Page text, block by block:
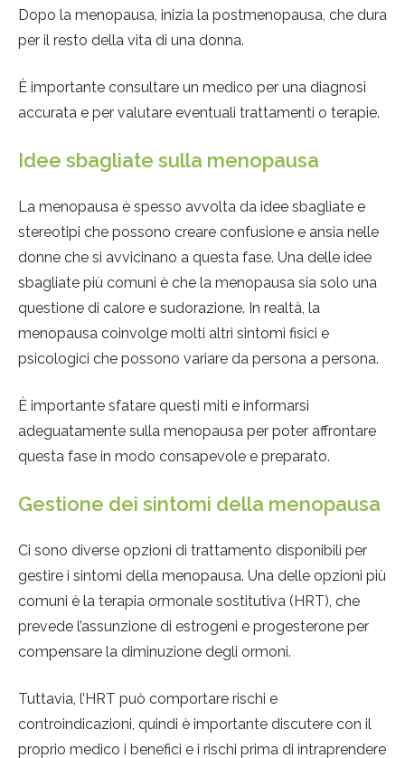
Dopo la menopausa, inizia la postmenopausa, che dura
per il resto della vita di una donna.
È importante consultare un medico per una diagnosi
accurata e per valutare eventuali trattamenti o terapie.
Idee sbagliate sulla menopausa
La menopausa è spesso avvolta da idee sbagliate e
stereotipi che possono creare confusione e ansia nelle
donne che si avvicinano a questa fase. Una delle idee
sbagliate più comuni è che la menopausa sia solo una
questione di calore e sudorazione. In realtà, la
menopausa coinvolge molti altri sintomi fisici e
psicologici che possono variare da persona a persona.
È importante sfatare questi miti e informarsi
adeguatamente sulla menopausa per poter affrontare
questa fase in modo consapevole e preparato.
Gestione dei sintomi della menopausa
Ci sono diverse opzioni di trattamento disponibili per
gestire i sintomi della menopausa. Una delle opzioni più
comuni è la terapia ormonale sostitutiva (HRT), che
prevede l’assunzione di estrogeni e progesterone per
compensare la diminuzione degli ormoni.
Tuttavia, l’HRT può comportare rischi e
controindicazioni, quindi è importante discutere con il
proprio medico i benefici e i rischi prima di intraprendere